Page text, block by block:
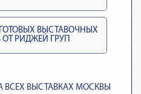
ГОТОВЫХ ВЫСТАВОЧНЫХ
ОТ РИДЖЕЙ ГРУП
ВСЕХ ВЫСТАВКАХ МОСКВЫ